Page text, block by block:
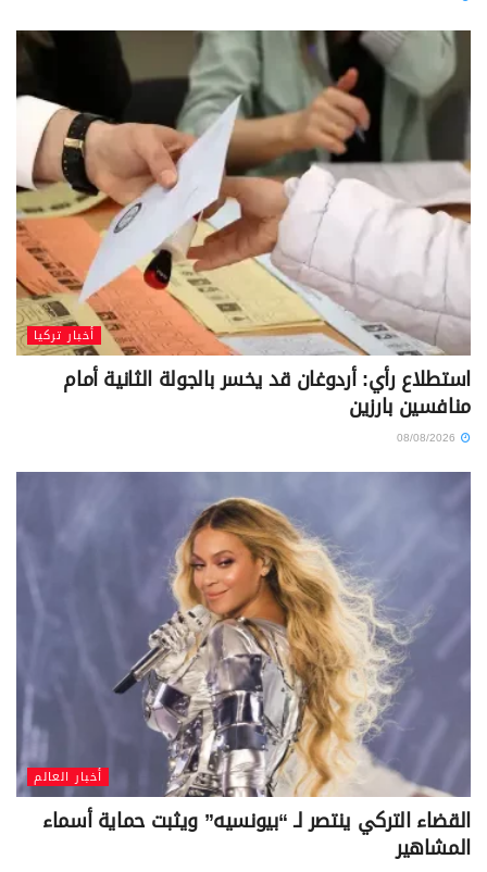
أخبار تركيا
استطلاع رأي: أردوغان قد يخسر بالجولة الثانية أمام
منافسين بارزين
أخبار العالم
القضاء التركي ينتصر لـ “بيونسيه” ويثبت حماية أسماء
المشاهير